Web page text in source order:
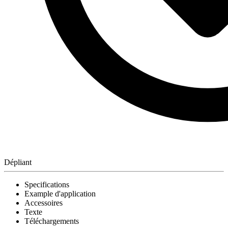
Dépliant
Specifications
Example d'application
Accessoires
Texte
Téléchargements